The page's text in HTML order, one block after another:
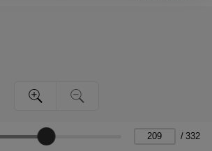
/ 332